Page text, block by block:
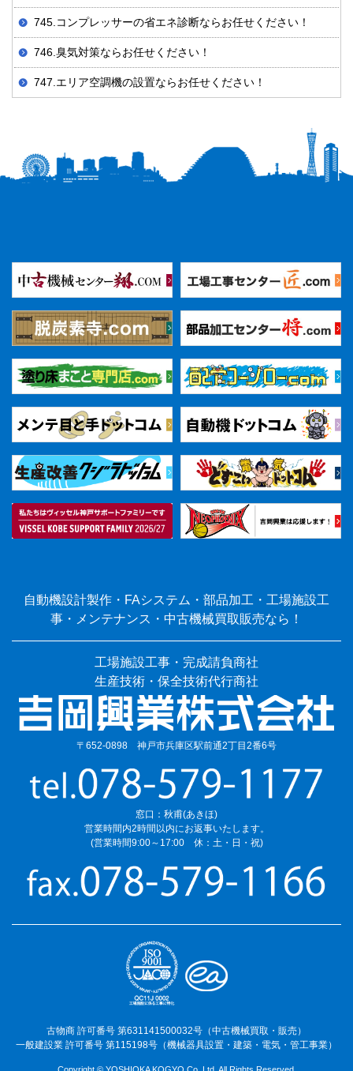
745.コンプレッサーの省エネ診断ならお任せください！
746.臭気対策ならお任せください！
747.エリア空調機の設置ならお任せください！
自動機設計製作・FAシステム・部品加工・工場施設工
事・メンテナンス・中古機械買取販売なら！
工場施設工事・完成請負商社
生産技術・保全技術代行商社
〒652-0898 神戸市兵庫区駅前通2丁目2番6号
窓口：秋甫(あきほ)
営業時間内2時間以内にお返事いたします。
(営業時間9:00～17:00 休：土・日・祝)
古物商 許可番号 第631141500032号（中古機械買取・販売）
一般建設業 許可番号 第115198号（機械器具設置・建築・電気・管工事業）